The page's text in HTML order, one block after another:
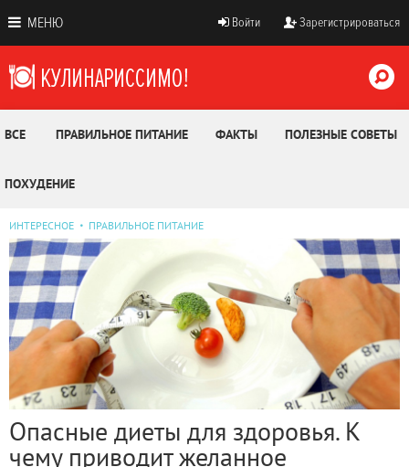
МЕНЮ Войти Зарегистрироваться
ВСЕ ПРАВИЛЬНОЕ ПИТАНИЕ ФАКТЫ ПОЛЕЗНЫЕ СОВЕТЫ
ПОХУДЕНИЕ
ИНТЕРЕСНОЕ ПРАВИЛЬНОЕ ПИТАНИЕ
Опасные диеты для здоровья. К
чему приводит желанное